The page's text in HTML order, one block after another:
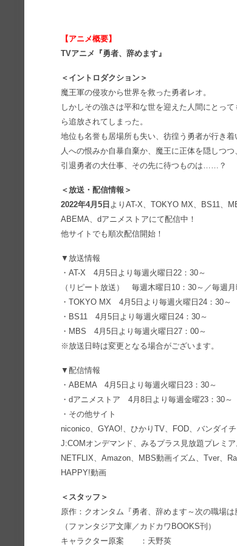
【アニメ概要】
TVアニメ『勇者、辞めます』
＜イントロダクション＞
魔王軍の侵攻から世界を救った勇者レオ。
しかしその強さは平和な世を迎えた人間にとっ
ら追放されてしまった。
地位も名誉も居場所も失い、彷徨う勇者が行き
人への恨みか自暴自棄か、魔王に正体を隠しつ
引退勇者の大仕事、その先に待つものは……？
＜放送・配信情報＞
2022年4月5日 よりAT-X、TOKYO MX、BS11、
ABEMA、dアニメストアにて配信中！
他サイトでも順次配信開始！
▼放送情報
・AT-X 4月5日より毎週火曜日22：30～
（リピート放送） 毎週木曜日10：30～／毎週月
・TOKYO MX 4月5日より毎週火曜日24：30～
・BS11 4月5日より毎週火曜日24：30～
・MBS 4月5日より毎週火曜日27：00～
※放送日時は変更となる場合がございます。
▼配信情報
・ABEMA 4月5日より毎週火曜日23：30～
・dアニメストア 4月8日より毎週金曜23：30～
・その他サイト
niconico、GYAO!、ひかりTV、FOD、バンダイ
J:COMオンデマンド、みるプラス見放題プレミア
NETFLIX、Amazon、MBS動画イズム、Tver、
HAPPY!動画
＜スタッフ＞
原作：クオンタム『勇者、辞めます～次の職場は
（ファンタジア文庫／カドカワBOOKS刊）
キャラクター原案 ：天野英